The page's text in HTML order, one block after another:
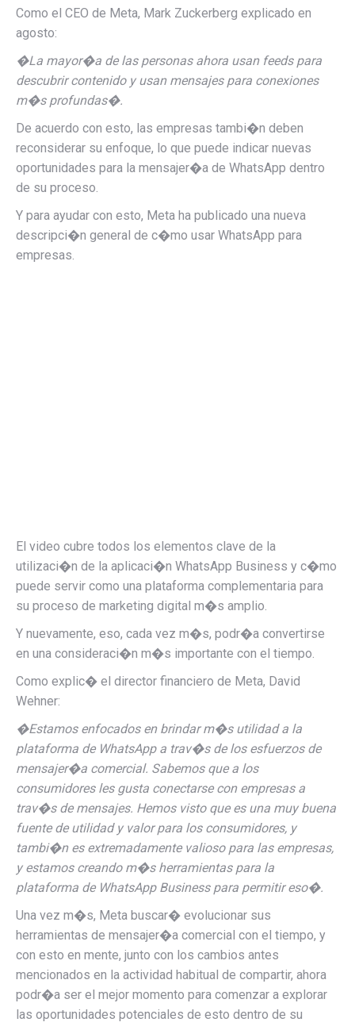
Como el CEO de Meta, Mark Zuckerberg explicado en
agosto:
�La mayor�a de las personas ahora usan feeds para
descubrir contenido y usan mensajes para conexiones
m�s profundas�.
De acuerdo con esto, las empresas tambi�n deben
reconsiderar su enfoque, lo que puede indicar nuevas
oportunidades para la mensajer�a de WhatsApp dentro
de su proceso.
Y para ayudar con esto, Meta ha publicado una nueva
descripci�n general de c�mo usar WhatsApp para
empresas.
El video cubre todos los elementos clave de la
utilizaci�n de la aplicaci�n WhatsApp Business y c�mo
puede servir como una plataforma complementaria para
su proceso de marketing digital m�s amplio.
Y nuevamente, eso, cada vez m�s, podr�a convertirse
en una consideraci�n m�s importante con el tiempo.
Como explic� el director financiero de Meta, David
Wehner:
�Estamos enfocados en brindar m�s utilidad a la
plataforma de WhatsApp a trav�s de los esfuerzos de
mensajer�a comercial. Sabemos que a los
consumidores les gusta conectarse con empresas a
trav�s de mensajes. Hemos visto que es una muy buena
fuente de utilidad y valor para los consumidores, y
tambi�n es extremadamente valioso para las empresas,
y estamos creando m�s herramientas para la
plataforma de WhatsApp Business para permitir eso�.
Una vez m�s, Meta buscar� evolucionar sus
herramientas de mensajer�a comercial con el tiempo, y
con esto en mente, junto con los cambios antes
mencionados en la actividad habitual de compartir, ahora
podr�a ser el mejor momento para comenzar a explorar
las oportunidades potenciales de esto dentro de su